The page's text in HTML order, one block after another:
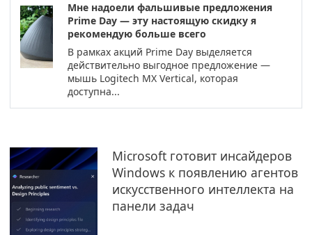
Мне надоели фальшивые предложения
Prime Day — эту настоящую скидку я
рекомендую больше всего
В рамках акций Prime Day выделяется
действительно выгодное предложение —
мышь Logitech MX Vertical, которая
доступна...
Microsoft готовит инсайдеров
Windows к появлению агентов
искусственного интеллекта на
панели задач